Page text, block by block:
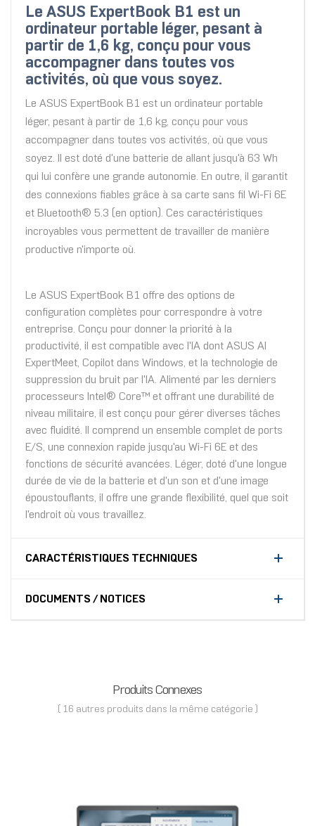
Le ASUS ExpertBook B1 est un
ordinateur portable léger, pesant à
partir de 1,6 kg, conçu pour vous
accompagner dans toutes vos
activités, où que vous soyez.
Le ASUS ExpertBook B1 est un ordinateur portable
léger, pesant à partir de 1,6 kg, conçu pour vous
accompagner dans toutes vos activités, où que vous
soyez. Il est doté d'une batterie de allant jusqu'à 63 Wh
qui lui confère une grande autonomie. En outre, il garantit
des connexions fiables grâce à sa carte sans fil Wi-Fi 6E
et Bluetooth® 5.3 (en option). Ces caractéristiques
incroyables vous permettent de travailler de manière
productive n'importe où.
Le ASUS ExpertBook B1 offre des options de
configuration complètes pour correspondre à votre
entreprise. Conçu pour donner la priorité à la
productivité, il est compatible avec l'IA dont ASUS AI
ExpertMeet, Copilot dans Windows, et la technologie de
suppression du bruit par l'IA. Alimenté par les derniers
processeurs Intel® Core™ et offrant une durabilité de
niveau militaire, il est conçu pour gérer diverses tâches
avec fluidité. Il comprend un ensemble complet de ports
E/S, une connexion rapide jusqu'au Wi-Fi 6E et des
fonctions de sécurité avancées. Léger, doté d'une longue
durée de vie de la batterie et d'un son et d'une image
époustouflants, il offre une grande flexibilité, quel que soit
l'endroit où vous travaillez.
CARACTÉRISTIQUES TECHNIQUES
DOCUMENTS / NOTICES
Produits Connexes
( 16 autres produits dans la même catégorie )